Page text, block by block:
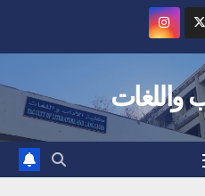
واللغات